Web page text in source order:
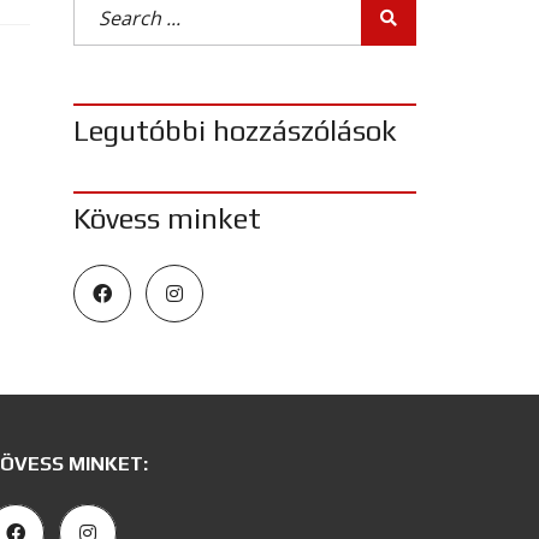
Legutóbbi hozzászólások
Kövess minket
MINKET: